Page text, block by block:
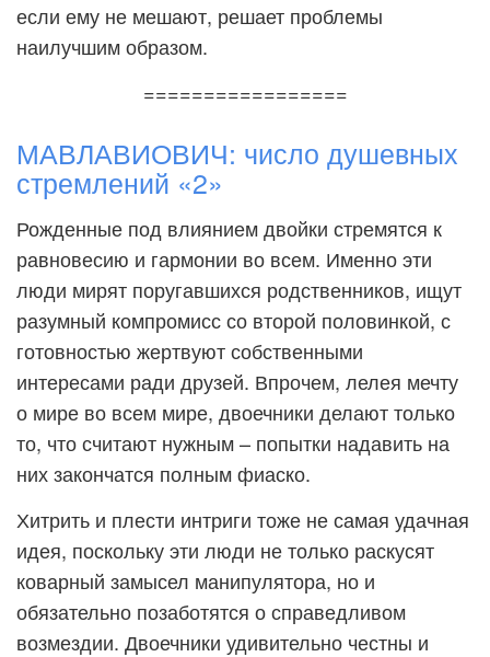
если ему не мешают, решает проблемы
наилучшим образом.
=================
МАВЛАВИОВИЧ: число душевных
стремлений «2»
Рожденные под влиянием двойки стремятся к
равновесию и гармонии во всем. Именно эти
люди мирят поругавшихся родственников, ищут
разумный компромисс со второй половинкой, с
готовностью жертвуют собственными
интересами ради друзей. Впрочем, лелея мечту
о мире во всем мире, двоечники делают только
то, что считают нужным – попытки надавить на
них закончатся полным фиаско.
Хитрить и плести интриги тоже не самая удачная
идея, поскольку эти люди не только раскусят
коварный замысел манипулятора, но и
обязательно позаботятся о справедливом
возмездии. Двоечники удивительно честны и